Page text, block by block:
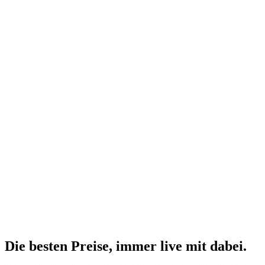
Die besten Preise, immer live mit dabei.